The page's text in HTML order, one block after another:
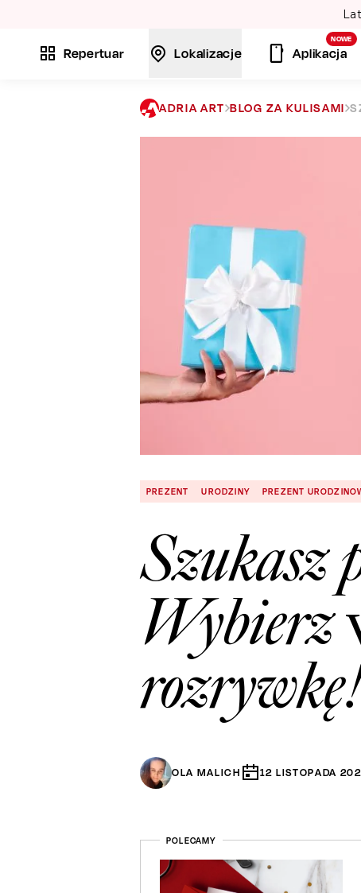
Lato w
Repertuar Lokalizacje
NOWE
Aplikacja
ADRIA ART BLOG ZA KULISAMI
PREZENT URODZINY PREZENT
Szukasz
Wybierz
OLA MALICH 12 LISTOPADA
POLECAMY